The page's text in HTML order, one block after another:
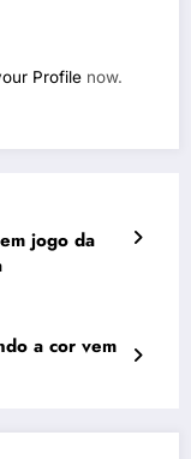
Profile now.
jogo da
a cor vem